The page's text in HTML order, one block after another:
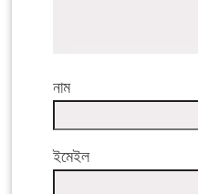
নাম
ইমেইল